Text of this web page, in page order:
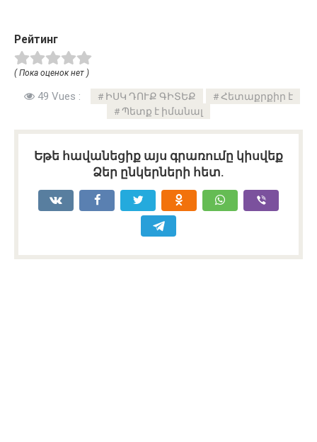
Рейтинг
( Пока оценок нет )
49 Vues : ԻՍԿ ԴՈՒՔ ԳԻՏԵՔ
Հետաքրքիր է
Պետք է իմանալ
Եթե հավանեցիք այս գրառումը կիսվեք
Ձեր ընկերների հետ.